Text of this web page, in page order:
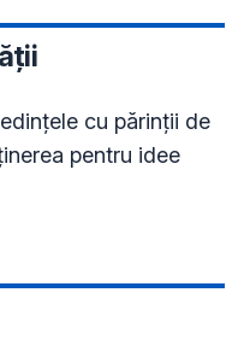
cu părinții de
pentru idee